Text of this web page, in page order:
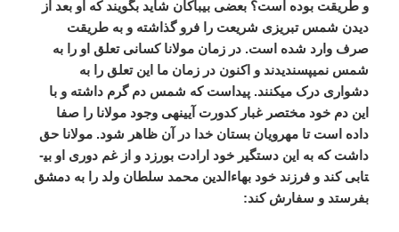
و طریقت بوده است؟ بعضی بی­باکان شاید بگویند که او بعد از
دیدن شمس تبریزی شریعت را فرو گذاشته و به طریقت
صرف وارد شده است. در زمان مولانا کسانی تعلق او را به
شمس نمی­پسندیدند و اکنون در زمان ما این تعلق را به
دشواری درک می­کنند. پیداست که شمس دم گرم داشته و با
این دم خود مختصر غبار کدورت آیینه­ی وجود مولانا را صفا
داده است تا مهرویان بستان خدا در آن ظاهر شود. مولانا حق
داشت که به این دستگیر خود ارادت بورزد و از غم دوری او بی­
تابی کند و فرزند خود بهاءالدین محمد سلطان ولد را به دمشق
بفرستد و سفارش کند: